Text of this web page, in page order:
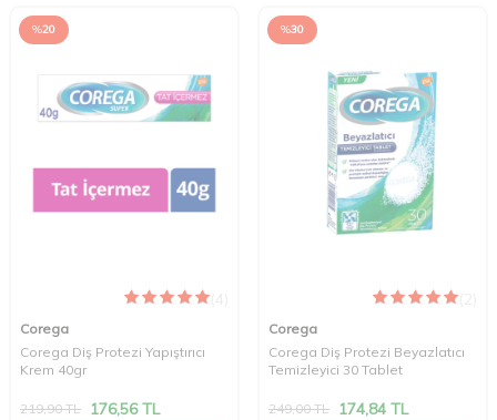
%20
Corega
Corega Diş Protezi Yapıştırıcı
Krem 40gr
219,90TL 176,56TL
%30
Corega
Corega Diş Protezi Beyazlatıcı
Temizleyici 30 Tablet
249,00TL 174,84 TL